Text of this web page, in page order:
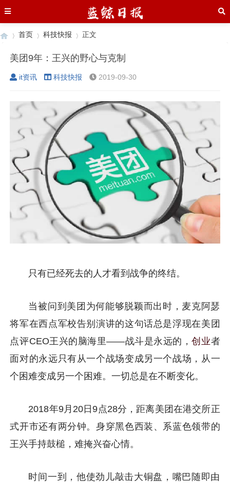
›
首页
›
科技快报
›
正文
美团9年：王兴的野心与克制
it资讯 科技快报 2019-09-30
只有已经死去的人才看到战争的终结。
当被问到美团为何能够脱颖而出时，麦克阿瑟
将军在西点军校告别演讲的这句话总是浮现在美团
点评CEO王兴的脑海里——战斗是永远的，创业者
面对的永远只有从一个战场变成另一个战场，从一
个困难变成另一个困难。一切总是在不断变化。
2018年9月20日9点28分，距离美团在港交所正
式开市还有两分钟。身穿黑色西装、系蓝色领带的
王兴手持鼓槌，难掩兴奋心情。
时间一到，他使劲儿敲击大铜盘，嘴巴随即由